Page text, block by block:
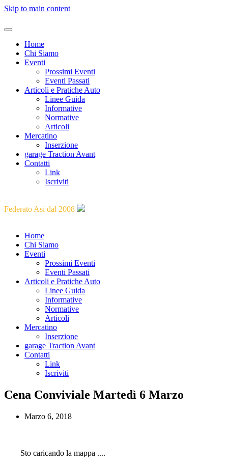
Skip to main content
Home
Chi Siamo
Eventi
Prossimi Eventi
Eventi Passati
Articoli e Pratiche Auto
Linee Guida
Informative
Normative
Articoli
Mercatino
Inserzione
garage Traction Avant
Contatti
Link
Iscriviti
Federato Asi dal 2008
Home
Chi Siamo
Eventi
Prossimi Eventi
Eventi Passati
Articoli e Pratiche Auto
Linee Guida
Informative
Normative
Articoli
Mercatino
Inserzione
garage Traction Avant
Contatti
Link
Iscriviti
Cena Conviviale Martedì 6 Marzo
Marzo 6, 2018
Sto caricando la mappa ....